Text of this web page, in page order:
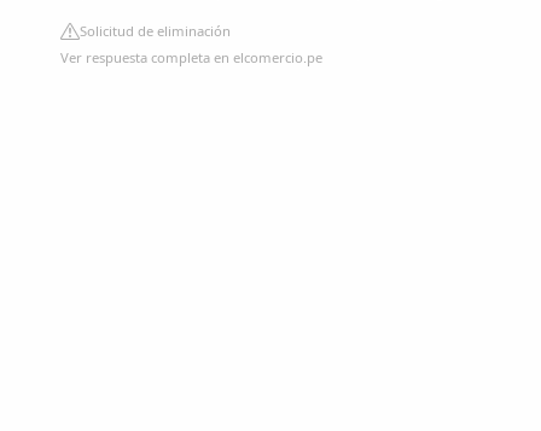
Solicitud de eliminación
Ver respuesta completa en elcomercio.pe